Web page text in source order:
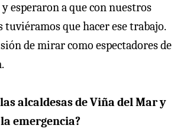
esperaron a que con nuestros
que hacer ese trabajo.
de mirar como espectadores de
alcaldesas de Viña del Mar y
emergencia?